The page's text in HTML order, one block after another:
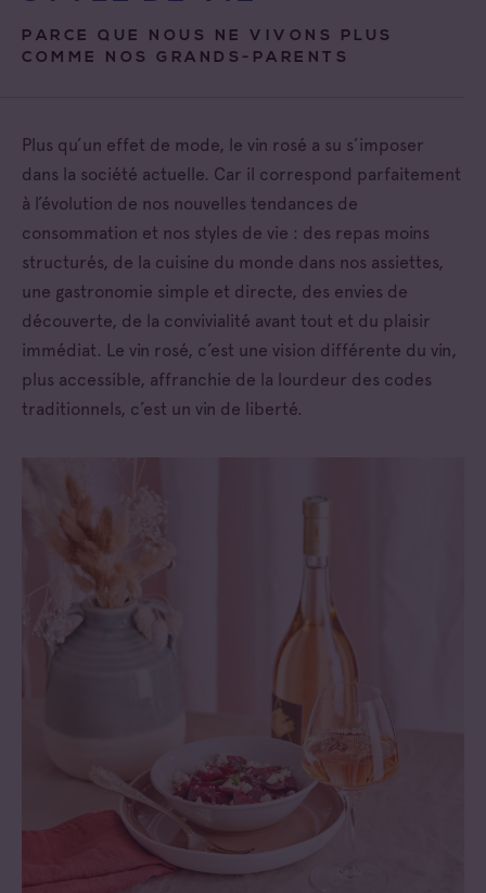
PARCE QUE NOUS NE VIVONS PLUS
COMME NOS GRANDS-PARENTS
Plus qu’un effet de mode, le vin rosé a su s’imposer
dans la société actuelle. Car il correspond parfaitement
à l’évolution de nos nouvelles tendances de
consommation et nos styles de vie : des repas moins
structurés, de la cuisine du monde dans nos assiettes,
une gastronomie simple et directe, des envies de
découverte, de la convivialité avant tout et du plaisir
immédiat. Le vin rosé, c’est une vision différente du vin,
plus accessible, affranchie de la lourdeur des codes
traditionnels, c’est un vin de liberté.